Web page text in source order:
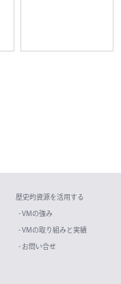
歴史的資源を活用する
- VMの強み
- VMの取り組みと実績
- お問い合せ